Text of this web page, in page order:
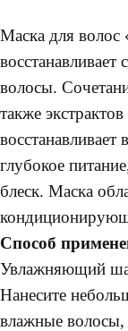
Маска для
волосы.
также
глубокое
блеск. Маска
Способ
Увлажняющий
Нанесите
влажные